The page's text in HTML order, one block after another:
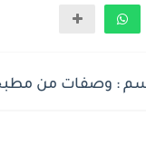
: وصفات من